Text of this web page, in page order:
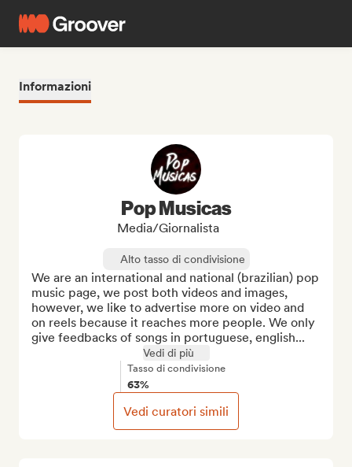
Informazioni
Pop Musicas
Media/Giornalista
Alto tasso di condivisione
We are an international and national (brazilian) pop
music page, we post both videos and images,
however, we like to advertise more on video and
on reels because it reaches more people. We only
give feedbacks of songs in portuguese, english...
Vedi di più
Tasso di condivisione
63%
Vedi curatori simili